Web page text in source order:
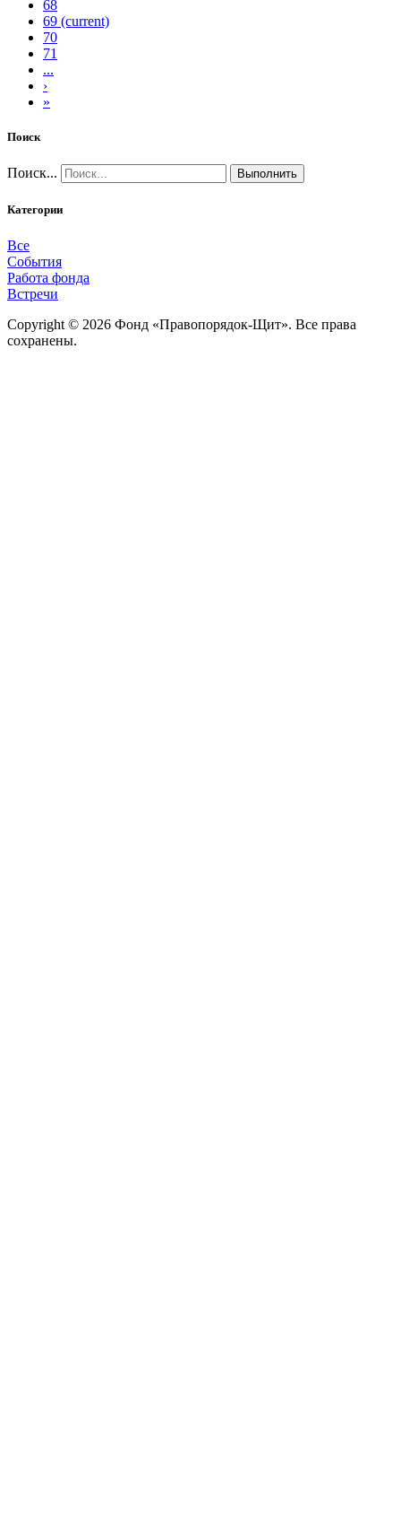
68
69 (current)
70
71
...
›
»
Поиск
Поиск... Выполнить
Категории
Все
События
Работа фонда
Встречи
Copyright © 2026 Фонд «Правопорядок-Щит». Все права
сохранены.